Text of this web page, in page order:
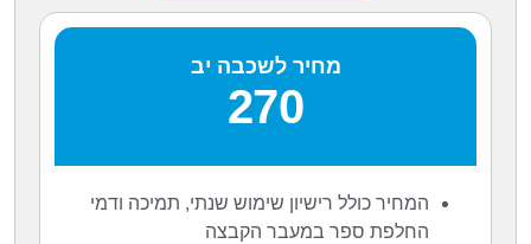
מחיר לשכבה יב
270
המחיר כולל רישיון שימוש שנתי, תמיכה ודמי
החלפת ספר במעבר הקבצה